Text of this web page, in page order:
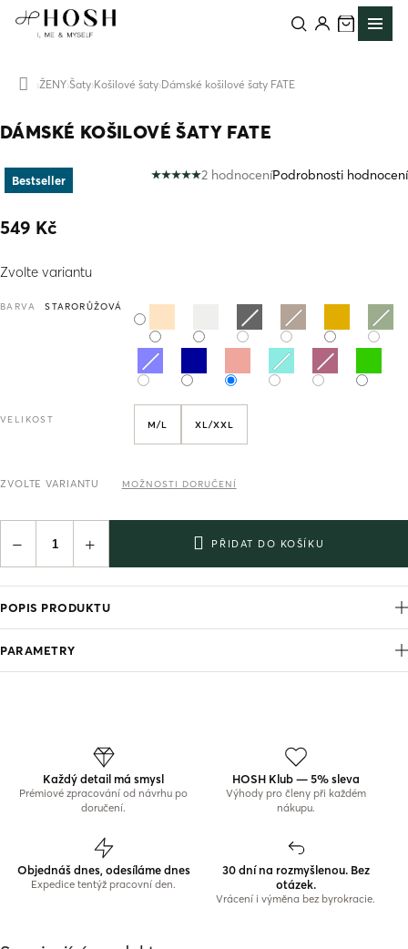
Přejít
Domů
ŽENY Šaty Košilové šaty Dámské košilové šaty FATE
DÁMSKÉ KOŠILOVÉ ŠATY FATE
Bestseller
Průměrné
hvězdiček.
2 hodnoceníPodrobnosti hodnocení
549 Kč
cena:
Zvolte variantu
BARVA STARORŮŽOVÁ
VELIKOST M/L XL/XXL
ZVOLTE VARIANTU MOŽNOSTI DORUČENÍ
+
− PŘIDAT DO KOŠÍKU
POPIS PRODUKTU
PARAMETRY
Každý detail má smysl
Prémiové zpracování od návrhu po
doručení.
HOSH Klub — 5% sleva
Výhody pro členy při každém
nákupu.
Objednáš dnes, odesíláme dnes
Expedice tentýž pracovní den.
30 dní na rozmyšlenou. Bez
otázek.
Vrácení i výměna bez byrokracie.